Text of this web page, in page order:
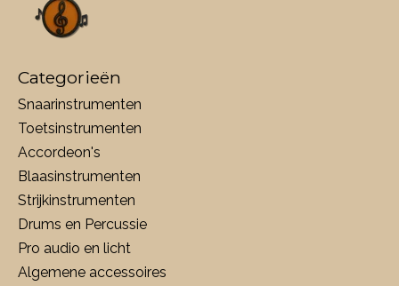
Categorieën
Snaarinstrumenten
Toetsinstrumenten
Accordeon's
Blaasinstrumenten
Strijkinstrumenten
Drums en Percussie
Pro audio en licht
Algemene accessoires